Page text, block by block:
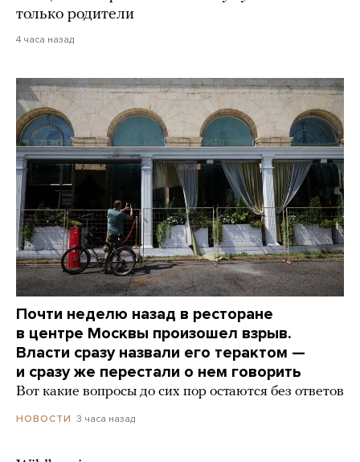
только родители
4 часа назад
Почти неделю назад в ресторане
в центре Москвы произошел взрыв.
Власти сразу назвали его терактом —
и сразу же перестали о нем говорить
Вот какие вопросы до сих пор остаются без ответов
НОВОСТИ 3 часа назад